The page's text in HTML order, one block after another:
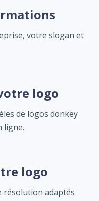
votre slogan et
logo
de logos donkey
ligne.
logo
résolution adaptés